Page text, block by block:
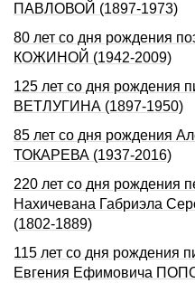
ПАВЛОВОЙ (1897-1973)
80 лет со дня рождения
КОЖИНОЙ (1942-2009)
125 лет со дня рождения
ВЕТЛУГИHА (1897-1950)
85 лет со дня рождения
ТОКАРЕВА (1937-2016)
220 лет со дня рождения
Нахичевана Габриэла
(1802-1889)
115 лет со дня рождения
Евгения Ефимовича